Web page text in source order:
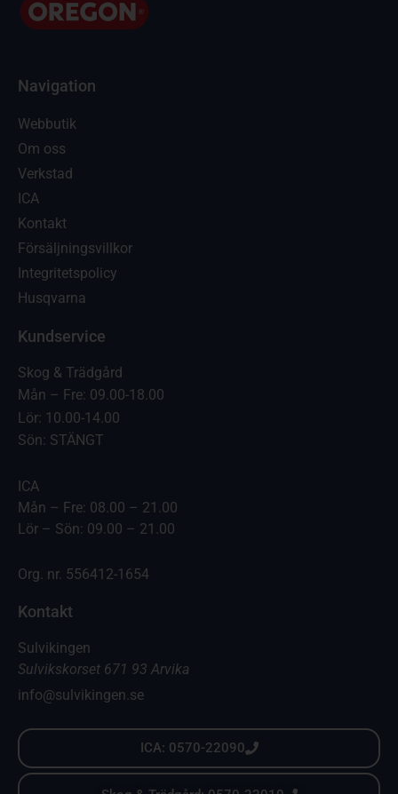
Navigation
Webbutik
Om oss
Verkstad
ICA
Kontakt
Försäljningsvillkor
Integritetspolicy
Husqvarna
Kundservice
Skog & Trädgård
Mån – Fre: 09.00-18.00
Lör: 10.00-14.00
Sön: STÄNGT
ICA
Mån – Fre: 08.00 – 21.00
Lör – Sön: 09.00 – 21.00
Org. nr. 556412-1654
Kontakt
Sulvikingen
Sulvikskorset 671 93 Arvika
info@sulvikingen.se
ICA: 0570-22090